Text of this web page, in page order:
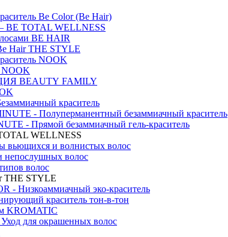
Be Color (Be Hair)
BE TOTAL WELLNESS
BE HAIR
Hair THE STYLE
NOOK
NOOK
BEAUTY FAMILY
краситель
- Полуперманентный безаммиачный краситель
- Прямой безаммиачный гель-краситель
WELLNESS
вьющихся и волнистых волос
непослушных волос
волос
THE STYLE
- Низкоаммиачный эко-краситель
краситель тон-в-тон
KROMATIC
для окрашенных волос